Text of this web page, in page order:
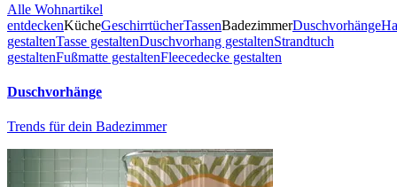
Alle Wohnartikel
entdeckenKücheGeschirrtücherTassenBadezimmerDuschvorhänge
gestaltenTasse gestaltenDuschvorhang gestaltenStrandtuch
gestaltenFußmatte gestaltenFleecedecke gestalten
Duschvorhänge
Trends für dein Badezimmer